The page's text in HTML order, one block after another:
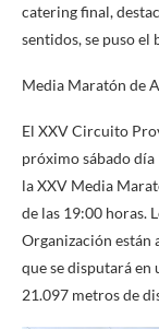
catering final,
sentidos, se puso el
Media Maratón de
El XXV Circuito
próximo sábado día
la XXV Media
de las 19:00 horas.
Organización están
que se disputará
21.097 metros de